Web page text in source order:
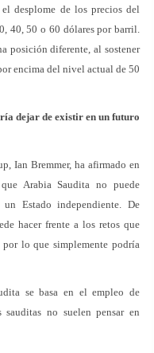
desplome de los precios del
40, 50 o 60 dólares por barril.
posición diferente, al sostener
encima del nivel actual de 50
dejar de existir en un futuro
Ian Bremmer, ha afirmado en
Arabia Saudita no puede
Estado independiente. De
hacer frente a los retos que
lo que simplemente podría
se basa en el empleo de
sauditas no suelen pensar en